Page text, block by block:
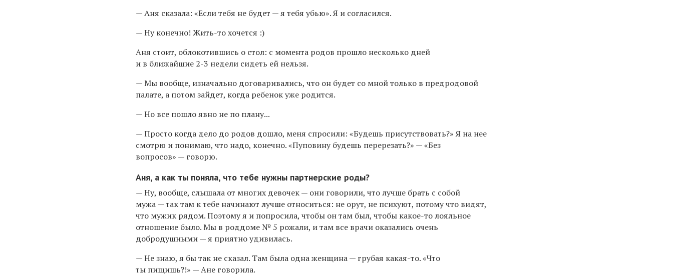
— Аня сказала: «Если тебя не будет — я тебя убью». Я и согласился.
— Ну конечно! Жить-то хочется :)
Аня стоит, облокотившись о стол: с момента родов прошло несколько дней
и в ближайшие 2-3 недели сидеть ей нельзя.
— Мы вообще, изначально договаривались, что он будет со мной только в предродовой
палате, а потом зайдет, когда ребенок уже родится.
— Но все пошло явно не по плану...
— Просто когда дело до родов дошло, меня спросили: «Будешь присутствовать?» Я на нее
смотрю и понимаю, что надо, конечно. «Пуповину будешь перерезать?» — «Без
вопросов» — говорю.
Аня, а как ты поняла, что тебе нужны партнерские роды?
— Ну, вообще, слышала от многих девочек — они говорили, что лучше брать с собой
мужа — так там к тебе начинают лучше относиться: не орут, не психуют, потому что видят,
что мужик рядом. Поэтому я и попросила, чтобы он там был, чтобы какое-то лояльное
отношение было. Мы в роддоме № 5 рожали, и там все врачи оказались очень
добродушными — я приятно удивилась.
— Не знаю, я бы так не сказал. Там была одна женщина — грубая какая-то. «Что
ты пищишь?!» — Ане говорила.